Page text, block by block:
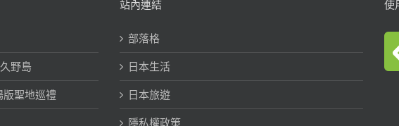
野島
版聖地巡禮
站內連結
部落格
日本生活
日本旅遊
隱私權政策
使